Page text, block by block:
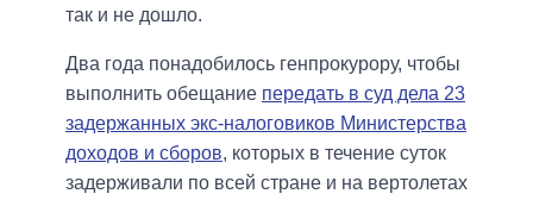
так и не дошло.
Два года понадобилось генпрокурору, чтобы
выполнить обещание передать в суд дела 23
задержанных экс-налоговиков Министерства
доходов и сборов, которых в течение суток
задерживали по всей стране и на вертолетах